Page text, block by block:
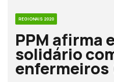
REGIONAIS 2020
PPM afirma
solidário
enfermeiros